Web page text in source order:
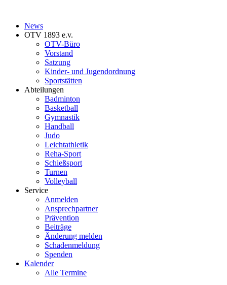
News
OTV 1893 e.v.
OTV-Büro
Vorstand
Satzung
Kinder- und Jugendordnung
Sportstätten
Abteilungen
Badminton
Basketball
Gymnastik
Handball
Judo
Leichtathletik
Reha-Sport
Schießsport
Turnen
Volleyball
Service
Anmelden
Ansprechpartner
Prävention
Beiträge
Änderung melden
Schadenmeldung
Spenden
Kalender
Alle Termine